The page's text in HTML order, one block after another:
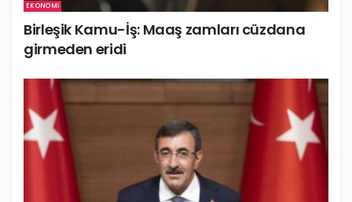
EKONOMI
Birleşik Kamu-İş: Maaş zamları cüzdana
girmeden eridi